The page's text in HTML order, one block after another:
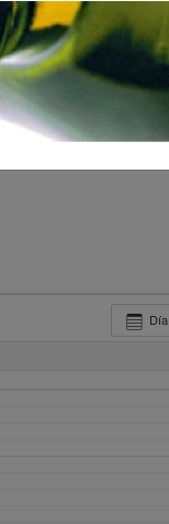
Día